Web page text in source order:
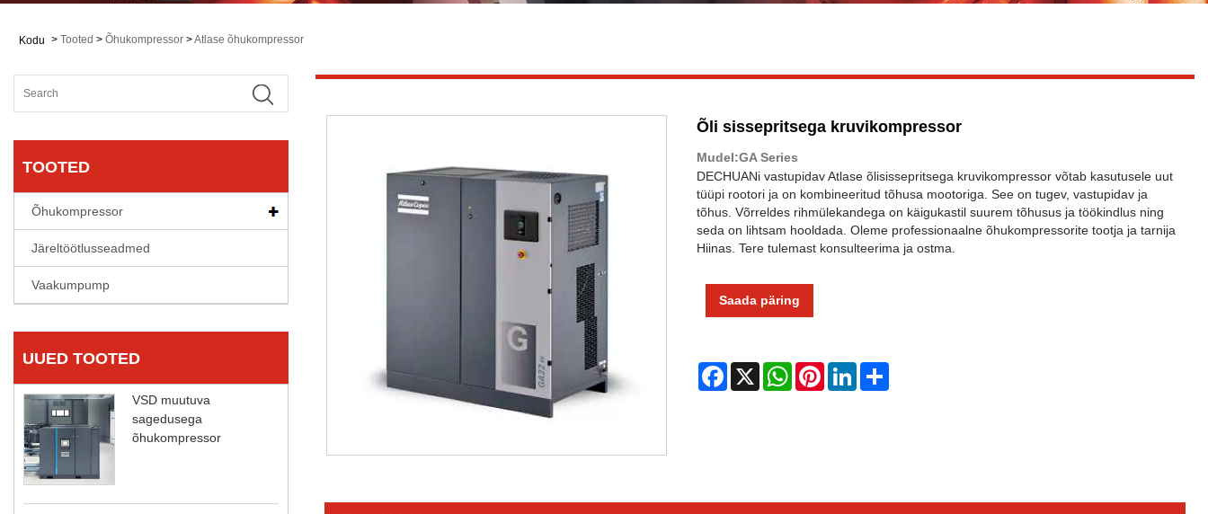
Kodu > Tooted > Õhukompressor >Atlase õhukompressor
TOOTED
Õhukompressor
Järeltöötlusseadmed
Vaakumpump
UUED TOOTED
VSD muutuva
sagedusega
õhukompressor
Õli sissepritsega kruvikompressor
Mudel:GA Series
DECHUANi vastupidav Atlase õlisissepritsega kruvikompressor võtab kasutusele uut
tüüpi rootori ja on kombineeritud tõhusa mootoriga. See on tugev, vastupidav ja
tõhus. Võrreldes rihmülekandega on käigukastil suurem tõhusus ja töökindlus ning
seda on lihtsam hooldada. Oleme professionaalne õhukompressorite tootja ja tarnija
Hiinas. Tere tulemast konsulteerima ja ostma.
Saada päring
Facebook
X WhatsAppPinterestLinkedInShare